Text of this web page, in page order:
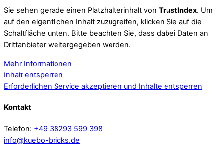
Sie sehen gerade einen Platzhalterinhalt von TrustIndex. Um
auf den eigentlichen Inhalt zuzugreifen, klicken Sie auf die
Schaltfläche unten. Bitte beachten Sie, dass dabei Daten an
Drittanbieter weitergegeben werden.
Mehr Informationen
Inhalt entsperren
Erforderlichen Service akzeptieren und Inhalte entsperren
Kontakt
Telefon: +49 38293 599 398
info@kuebo-bricks.de